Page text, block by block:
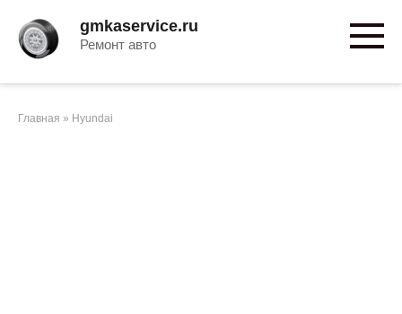
контенту
gmkaservice.ru
Ремонт авто
Главная » Hyundai